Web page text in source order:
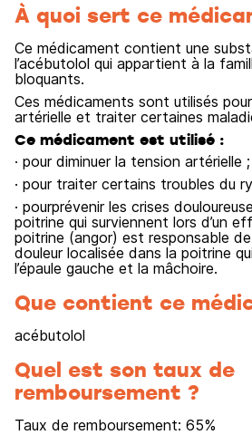
À quoi sert ce
Ce médicament contient une
l’acébutolol qui appartient à la
bloquants.
Ces médicaments sont utilisés
artérielle et traiter certaines
Ce médicament est utilisé :
· pour diminuer la tension artérielle ;
· pour traiter certains troubles du
· pourprévenir les crises
poitrine qui surviennent lors d’un
poitrine (angor) est responsable de
douleur localisée dans la poitrine
l’épaule gauche et la mâchoire.
Que contient ce
acébutolol
Quel est son taux de
remboursement ?
Taux de remboursement: 65%